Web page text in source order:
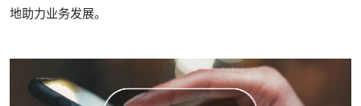
地助力业务发展。